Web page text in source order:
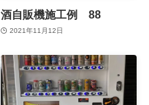
酒自販機施工例 88
2021年11月12日